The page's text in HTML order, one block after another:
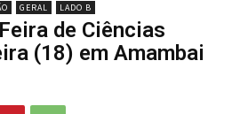
GERAL LADO B
de Ciências
(18) em Amambai